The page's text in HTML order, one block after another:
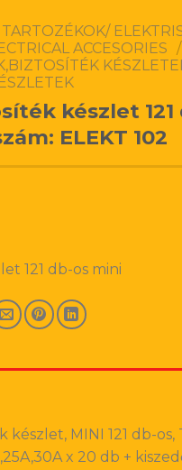
ACCESORIES /
készlet 121
ELEKT 102
121 db-os mini
készlet, MINI 121 db-os,
x 20 db +